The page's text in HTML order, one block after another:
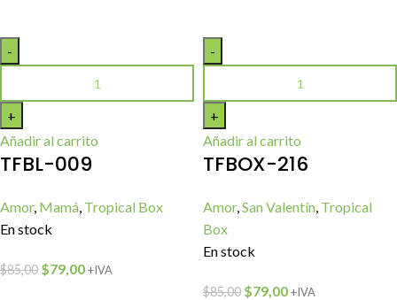
Añadir al carrito
TFBL-009
Amor, Mamá, Tropical Box
En stock
$85,00 $79,00+IVA
Añadir al carrito
TFBOX-216
Amor,San Valentín, Tropical
Box
En stock
$85,00 $79,00+IVA